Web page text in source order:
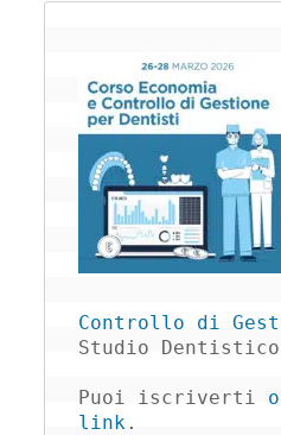
Controllo di
Studio
Puoi iscriverti
link .